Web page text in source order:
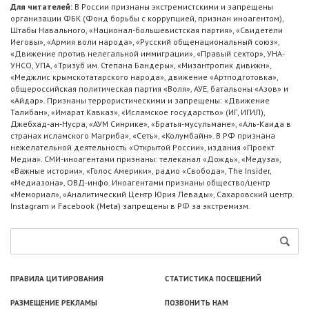
Для читателей: В России признаны экстремистскими и запрещены
организации ФБК (Фонд борьбы с коррупцией, признан иноагентом),
Штабы Навального, «Национал-большевистская партия», «Свидетели
Иеговы», «Армия воли народа», «Русский общенациональный союз»,
«Движение против нелегальной иммиграции», «Правый сектор», УНА-
УНСО, УПА, «Тризуб им. Степана Бандеры», «Мизантропик дивижн»,
«Меджлис крымскотатарского народа», движение «Артподготовка»,
общероссийская политическая партия «Воля», АУЕ, батальоны «Азов» и
«Айдар». Признаны террористическими и запрещены: «Движение
Талибан», «Имарат Кавказ», «Исламское государство» (ИГ, ИГИЛ),
Джебхад-ан-Нусра, «АУМ Синрике», «Братья-мусульмане», «Аль-Каида в
странах исламского Магриба», «Сеть», «Колумбайн». В РФ признана
нежелательной деятельность «Открытой России», издания «Проект
Медиа». СМИ-иноагентами признаны: телеканал «Дождь», «Медуза»,
«Важные истории», «Голос Америки», радио «Свобода», The Insider,
«Медиазона», ОВД-инфо. Иноагентами признаны общество/центр
«Мемориал», «Аналитический Центр Юрия Левады», Сахаровский центр.
Instagram и Facebook (Metа) запрещены в РФ за экстремизм.
ПРАВИЛА ЦИТИРОВАНИЯ СТАТИСТИКА ПОСЕЩЕНИЙ
РАЗМЕЩЕНИЕ РЕКЛАМЫ ПОЗВОНИТЬ НАМ